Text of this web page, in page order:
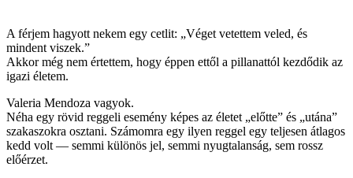
A férjem hagyott nekem egy cetlit: „Véget vetettem veled, és
mindent viszek.”
Akkor még nem értettem, hogy éppen ettől a pillanattól kezdődik az
igazi életem.
Valeria Mendoza vagyok.
Néha egy rövid reggeli esemény képes az életet „előtte” és „utána”
szakaszokra osztani. Számomra egy ilyen reggel egy teljesen átlagos
kedd volt — semmi különös jel, semmi nyugtalanság, sem rossz
előérzet.